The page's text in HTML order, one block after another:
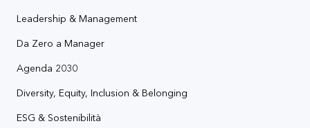
Leadership & Management
Da Zero a Manager
Agenda 2030
Diversity, Equity, Inclusion & Belonging
ESG & Sostenibilità